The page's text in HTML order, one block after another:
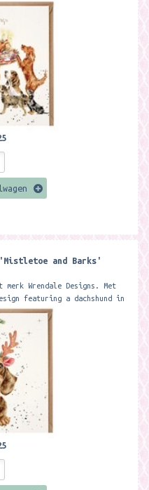
and Barks'
Wrendale Designs. Met
featuring a dachshund in